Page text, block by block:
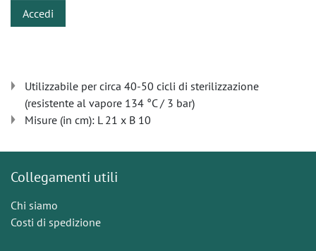
Accedi
Utilizzabile per circa 40-50 cicli di sterilizzazione
(resistente al vapore 134 °C / 3 bar)
Misure (in cm): L 21 x B 10
Collegamenti utili
Chi siamo
Costi di spedizione